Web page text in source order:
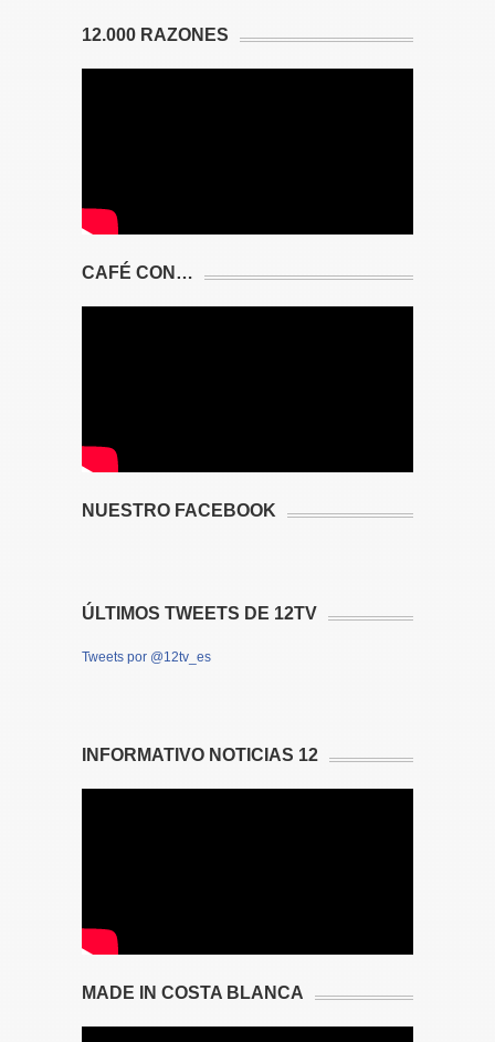
12.000 RAZONES
CAFÉ CON…
NUESTRO FACEBOOK
ÚLTIMOS TWEETS DE 12TV
Tweets por @12tv_es
INFORMATIVO NOTICIAS 12
MADE IN COSTA BLANCA